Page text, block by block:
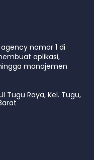
nomor 1 di
aplikasi,
manajemen
Tugu Raya, Kel. Tugu,